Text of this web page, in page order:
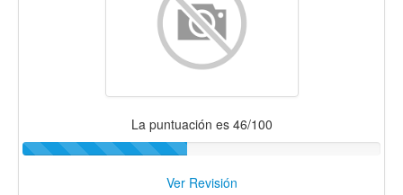
La puntuación es 46/100
Ver Revisión